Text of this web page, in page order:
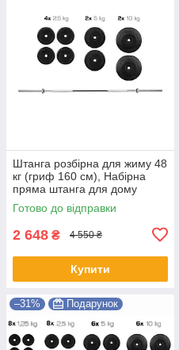
Штанга розбірна для жиму 48
кг (гриф 160 см), Набірна
пряма штанга для дому
Shopik
Готово до відправки
2 648 ₴ 4 550 ₴
Купити
–31% Подарунок